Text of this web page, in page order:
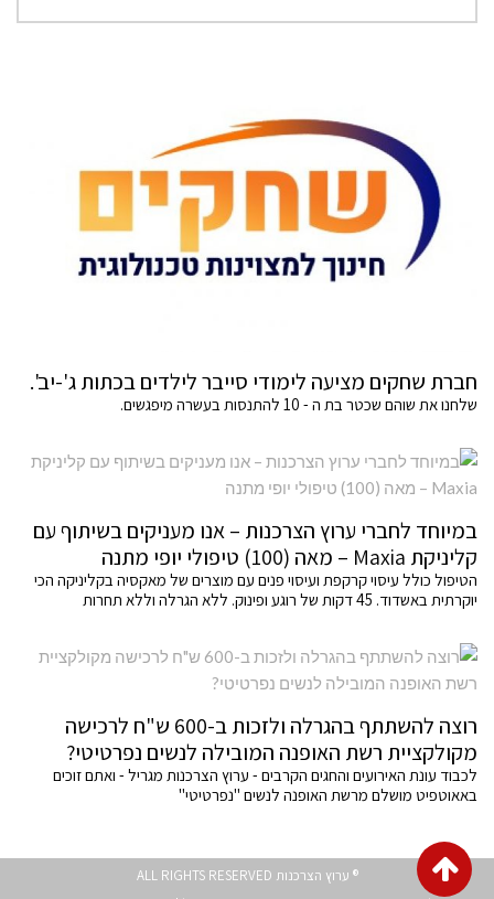
חברת שחקים מציעה לימודי סייבר לילדים בכתות ג'-יב'.
שלחנו את שוהם שכטר בת ה - 10 להתנסות בעשרה מיפגשים.
במיוחד לחברי ערוץ הצרכנות – אנו מעניקים בשיתוף עם
קליניקת Maxia – מאה (100) טיפולי יופי מתנה
הטיפול כולל עיסוי קרקפת ועיסוי פנים עם מוצרים של מאקסיה בקליניקה הכי
יוקרתית באשדוד. 45 דקות של רוגע ופינוק. ללא הגרלה וללא תחרות
רוצה להשתתף בהגרלה ולזכות ב-600 ש"ח לרכישה
מקולקציית רשת האופנה המובילה לנשים נפרטיטי?
לכבוד עונת האירועים והחגים הקרבים - ערוץ הצרכנות מגריל - ואתם זוכים
באאוטפיט מושלם מרשת האופנה לנשים "נפרטיטי"
® ערוץ הצרכנות ALL RIGHTS RESERVED גלילה